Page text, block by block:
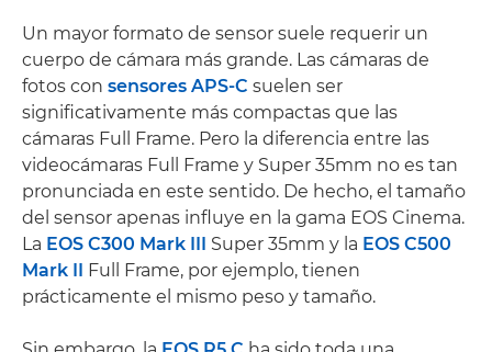
Un mayor formato de sensor suele requerir un
cuerpo de cámara más grande. Las cámaras de
fotos con sensores APS-C suelen ser
significativamente más compactas que las
cámaras Full Frame. Pero la diferencia entre las
videocámaras Full Frame y Super 35mm no es tan
pronunciada en este sentido. De hecho, el tamaño
del sensor apenas influye en la gama EOS Cinema.
La EOS C300 Mark III Super 35mm y la EOS C500
Mark II
Full Frame, por ejemplo, tienen
prácticamente el mismo peso y tamaño.